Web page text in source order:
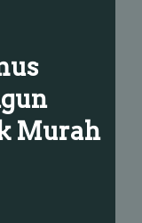
Murah